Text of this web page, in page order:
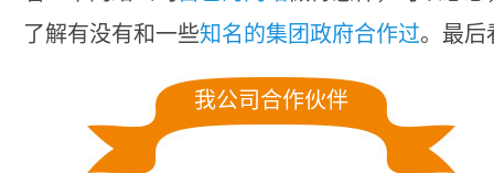
了解有没有和一些知名的集团政府合作过。最后
我公司合作伙伴